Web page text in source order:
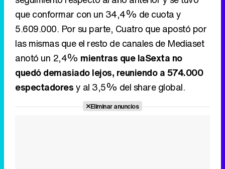
que conformar con un 34,4% de cuota y
5.609.000. Por su parte, Cuatro que apostó por
las mismas que el resto de canales de Mediaset
anotó un 2,4% mientras que laSexta no
quedó demasiado lejos, reuniendo a 574.000
espectadoresy al 3,5% del share global.
Eliminar anuncios